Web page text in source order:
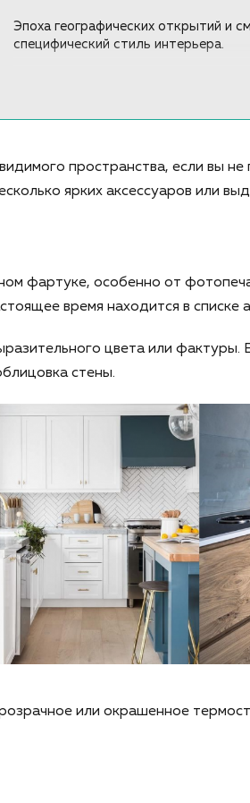
Эпоха географических открытий и
специфический стиль интерьера.
пространства, если вы не
ярких аксессуаров или
фартуке, особенно от
время находится в списке
цвета или фактуры.
стены.
или окрашенное